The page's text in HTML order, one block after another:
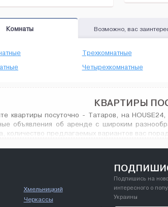
Комнаты Возможно, вас
Трехкомнатные
Четырехкомнатные
КВАРТИРЫ
квартиры посуточно - Татаров, на
объявления об аренде с широким
количество предлагаемых вариантов вас
Хмельницкий
Черкассы
Подпишись на
интересного о
Украины